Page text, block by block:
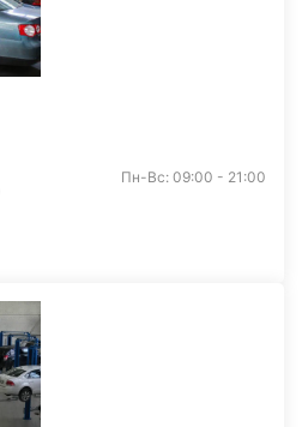
Пн-Вс: 09:00 - 21:00